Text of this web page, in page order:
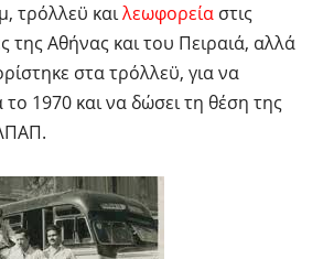
τρόλλεϋ καιλεωφορεία στις
της Αθήνας και του Πειραιά, αλλά
στα τρόλλεϋ, για να
το 1970 και να δώσει τη θέση της